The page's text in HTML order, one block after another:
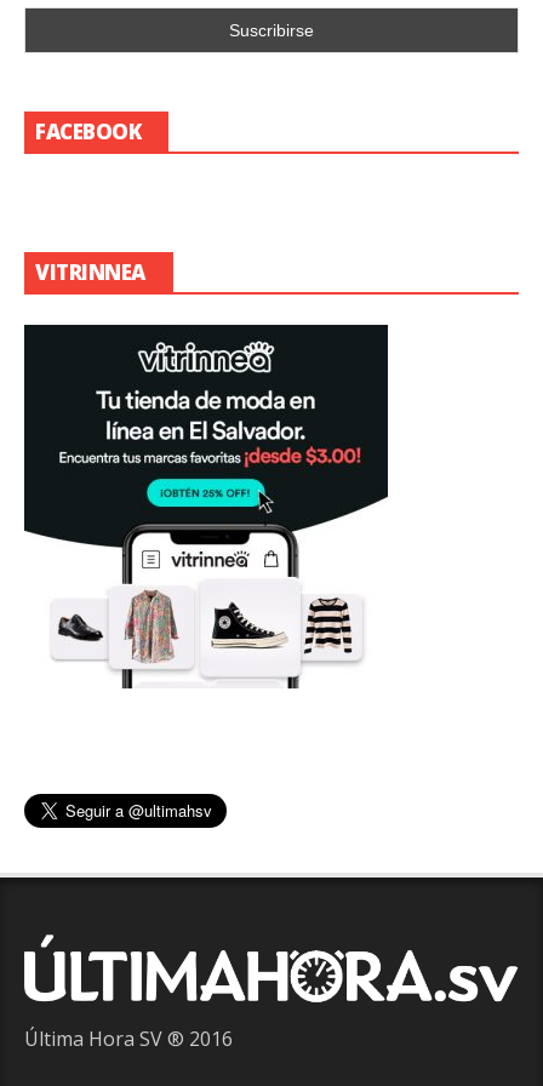
FACEBOOK
VITRINNEA
Última Hora SV ® 2016